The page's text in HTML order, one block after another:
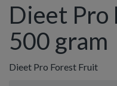
Dieet
500 gram
Dieet Pro Forest Fruit